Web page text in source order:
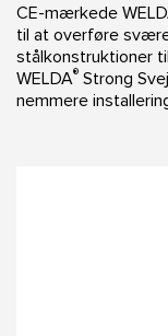
CE-mærkede
til at overføre
stålkonstruktioner
WELDA® Strong
nemmere